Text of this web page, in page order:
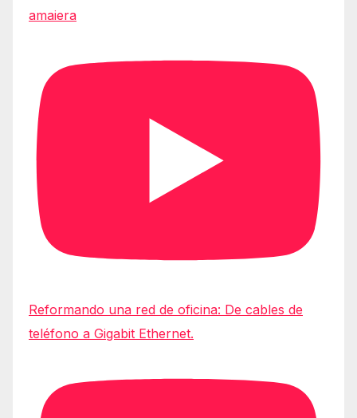
amaiera
Reformando una red de oficina: De cables de
teléfono a Gigabit Ethernet.